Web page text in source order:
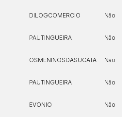
DILOGCOMERCIO Não
PAUTINGUEIRA Não
OSMENINOSDASUCATA Não
PAUTINGUEIRA Não
EVONIO Não